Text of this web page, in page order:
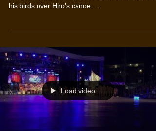
his birds over Hiro's canoe....
Load video